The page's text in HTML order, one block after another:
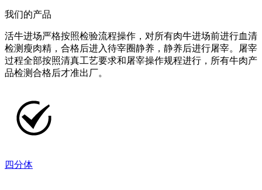
我们的产品
活牛进场严格按照检验流程操作，对所有肉牛进场前进行血清
检测瘦肉精，合格后进入待宰圈静养，静养后进行屠宰。屠宰
过程全部按照清真工艺要求和屠宰操作规程进行，所有牛肉产
品检测合格后才准出厂。
四分体